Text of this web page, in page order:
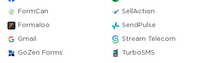
FormCan SellAction
Formaloo SendPulse
Gmail Stream Telecom
GoZen Forms TurboSMS